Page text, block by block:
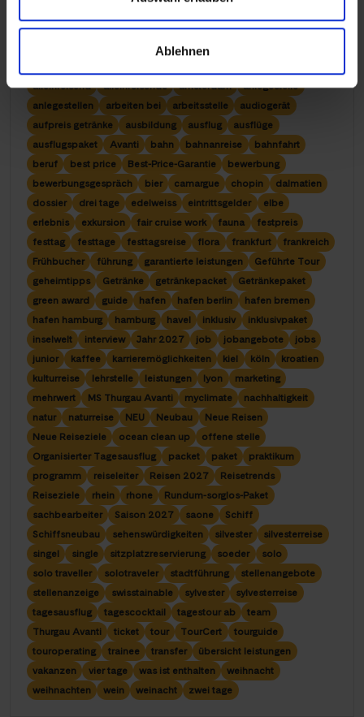
Ablehnen
abseits der touristenpfade
adria advent
adventsreise
alkoholisches Getränkepaket
alleinreisend
alleinreisende amsterdam
anlegestelle
anlegestellen
arbeiten bei arbeitsstelle
audiogerät
aufpreis getränke
ausbildung ausflug
ausflüge
ausflugspaket
Avanti bahn bahnanreise
bahnfahrt
beruf
best price Best-Price-Garantie
bewerbung
bewerbungsgespräch
bier camargue chopin
dalmatien
dossier
drei tage edelweiss eintrittsgelder
elbe
erlebnis
exkursion fair cruise work fauna
festpreis
festtag
festtage festtagsreise flora frankfurt
frankreich
Frühbucher
führung garantierte leistungen
Geführte Tour
geheimtipps
Getränke getränkepacket
Getränkepaket
green award
guide hafen hafen berlin
hafen bremen
hafen hamburg
hamburg havel inklusiv
inklusivpaket
inselwelt
interview Jahr 2027 job jobangebote
jobs
junior
kaffee karrieremöglichkeiten kiel köln
kroatien
kulturreise
lehrstelle leistungen lyon
marketing
mehrwert
MS Thurgau Avanti myclimate
nachhaltigkeit
natur
naturreise NEU Neubau
Neue Reisen
Neue Reiseziele
ocean clean up
offene stelle
Organisierter Tagesausflug
packet paket
praktikum
programm
reiseleiter Reisen 2027
Reisetrends
Reiseziele
rhein rhone
Rundum-sorglos-Paket
sachbearbeiter
Saison 2027 saone
Schiff
Schiffsneubau
sehenswürdigkeiten silvester
silvesterreise
singel
single sitzplatzreservierung soeder
solo
solo traveller
solotraveler stadtführung
stellenangebote
stellenanzeige
swisstainable sylvester
sylvesterreise
tagesausflug
tagescocktail tagestour ab
team
Thurgau Avanti
ticket tour TourCert
tourguide
touroperating
trainee transfer
übersicht leistungen
vakanzen
vier tage was ist enthalten
weihnacht
weihnachten
wein weinacht zwei tage